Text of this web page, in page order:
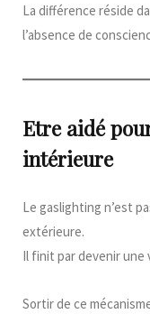
La différence réside
l’absence de
Etre aidé
intérieure
Le gaslighting n’est
extérieure.
Il finit par devenir une
Sortir de ce